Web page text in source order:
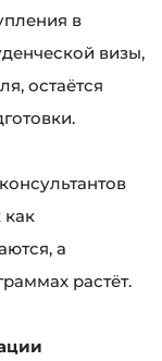
в
визы,
остаётся
как
а
растёт.